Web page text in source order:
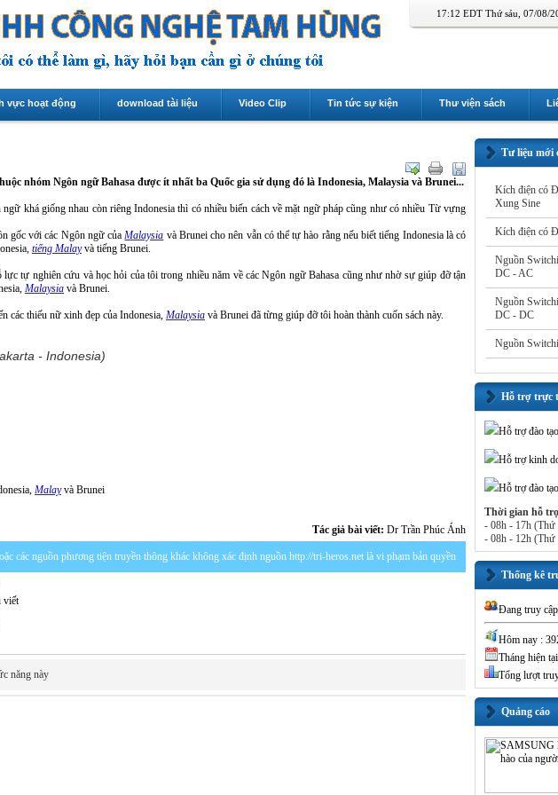
17:12 EDT Thứ sáu, 07/08/
vực hoạt động download tài liệu Video Clip Tin tức sự kiện Thư viện sách
nhóm Ngôn ngữ Bahasa được ít nhất ba Quốc gia sử dụng đó là Indonesia, Malaysia và Brunei...
khá giống nhau còn riêng Indonesia thì có nhiều biến cách về mặt ngữ pháp cũng như có nhiều Từ vựng
gốc với các Ngôn ngữ củaMalaysia và Brunei cho nên vẫn có thể tự hào rằng nếu biết tiếng Indonesia là có
tiếng Malay và tiếng Brunei.
tự nghiên cứu và học hỏi của tôi trong nhiều năm về các Ngôn ngữ Bahasa cũng như nhờ sự giúp đỡ tận
Malaysia và Brunei.
các thiếu nữ xinh đẹp của Indonesia, Malaysia và Brunei đã từng giúp đỡ tôi hoàn thành cuốn sách này.
- Indonesia)
Malayvà Brunei
Tác giả bài viết: Dr Trần Phúc Ánh
các nguồn phương tiện truyền thông khác không xác định nguồn http://tri-heros.net là vi phạm bản quyền
viết
năng này
Tư liệu mới
Kích điện có
Xung Sine
Kích điện có
Nguồn
DC - AC
Nguồn
DC - DC
Nguồn
Hỗ trợ trực
Hỗ trợ đào tạo
Hỗ trợ kinh
Hỗ trợ đào tạo
Thời gian hỗ
- 08h - 17h (Thứ
- 08h - 12h (Thứ
Thống kê
Đang truy
Hôm nay :
Tháng hiện
Tổng lượt
Quảng cáo